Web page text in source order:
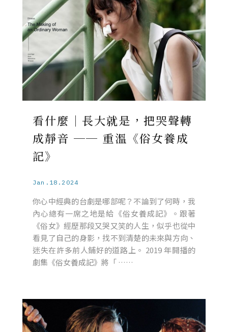
看什麼｜長大就是，把哭聲轉
成靜音 ── 重溫《俗女養成
記》
Jan.18.2024
你心中經典的台劇是哪部呢？不論到了何時，我
內心總有一席之地是給《俗女養成記》。跟著
《俗女》經歷那段又哭又笑的人生，似乎也從中
看見了自己的身影，找不到清楚的未來與方向、
迷失在許多前人鋪好的道路上。 2019 年開播的
劇集《俗女養成記》將「 ……